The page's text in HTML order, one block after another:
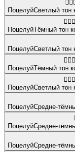
ПоцелуйСветлый тон
ПоцелуйТёмный тон
ПоцелуйСветлый тон
ПоцелуйТёмный тон
ПоцелуйСветлый тон
ПоцелуйСредне-
ПоцелуйСредне-
ПоцелуйСредне-